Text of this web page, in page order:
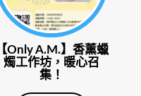
【Only A.M.】香薰蠟
燭工作坊，暖心召
集！